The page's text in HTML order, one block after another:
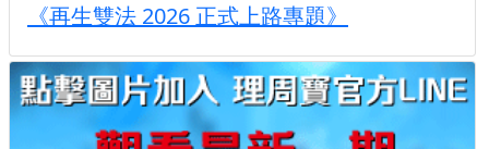
《再生雙法 2026 正式上路專題》